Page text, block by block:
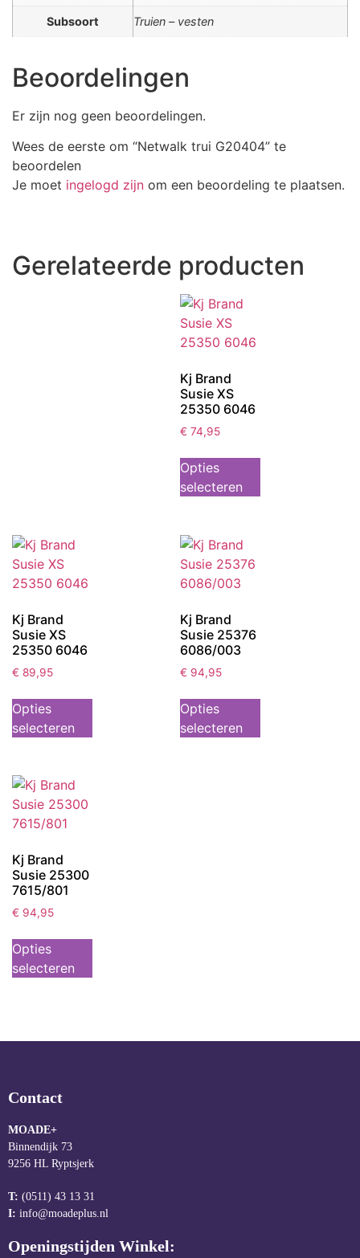
Subsoort Truien – vesten
Beoordelingen
Er zijn nog geen beoordelingen.
Wees de eerste om “Netwalk trui G20404” te
beoordelen
Je moet ingelogd zijn om een beoordeling te plaatsen.
Gerelateerde producten
Kj Brand
Susie XS
25350 6046
€ 74,95
Opties
selecteren
Kj Brand
Susie XS
25350 6046
€ 89,95
Opties
selecteren
Kj Brand
Susie 25376
6086/003
€ 94,95
Opties
selecteren
Kj Brand
Susie 25300
7615/801
€ 94,95
Opties
selecteren
Contact
MOADE+
Binnendijk 73
9256 HL Ryptsjerk
T: (0511) 43 13 31
I: info@moadeplus.nl
Openingstijden Winkel: